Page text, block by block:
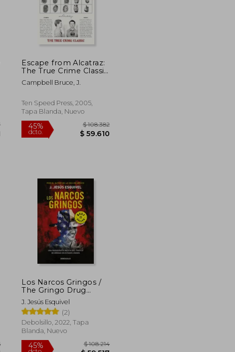
$ 131.057
$ 72.081
Escape from Alcatraz:
The True Crime Classic
(en Inglés)
Campbell Bruce, J.
Ten Speed Press, 2005,
Tapa Blanda, Nuevo
45%
dcto.
Los Narcos Gringos /
The Gringo Drug
Lords
J. Jesús Esquivel
(2)
Debolsillo, 2022, Tapa
Blanda, Nuevo